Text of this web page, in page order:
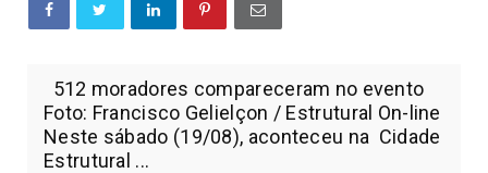
512 moradores compareceram no evento
Foto: Francisco Gelielçon / Estrutural On-line
Neste sábado (19/08), aconteceu na Cidade
Estrutural ...